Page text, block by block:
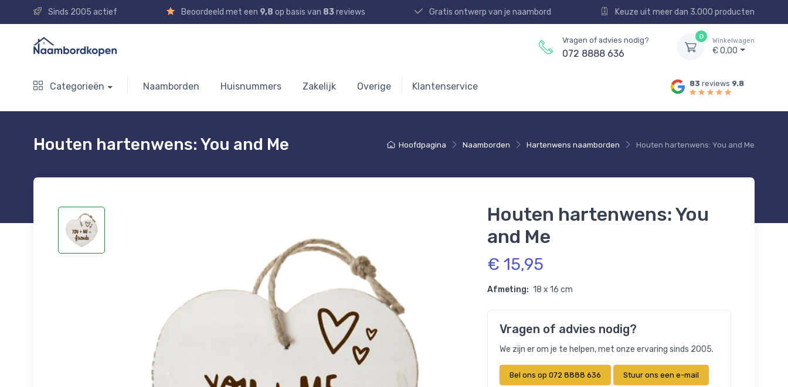
Sinds 2005 actief Beoordeeld met een 9,8 op basis van 83reviews Gratis ontwerp van je naambord Keuze uit meer dan 3.000 producten
Vragen of advies nodig?
072 8888 636
0
Winkelwagen
€ 0,00
Categorieën Naamborden Huisnummers Zakelijk Overige Klantenservice 83 reviews 9.8
Hoofdpagina Naamborden Hartenwens naamborden Houten hartenwens: You and Me
Houten hartenwens: You and Me
Houten hartenwens: You
and Me
€ 15,95
Afmeting: 18 x 16 cm
Vragen of advies nodig?
We zijn er om je te helpen, met onze ervaring sinds 2005.
Bel ons op 072 8888 636 Stuur ons een e-mail